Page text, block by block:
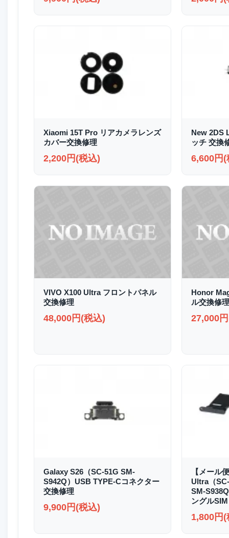
Xiaomi 15T Pro リアカメラレンズ
カバー交換修理
2,200円(税込)
New 2DS
ッチ 交換
6,600円(
VIVO X100 Ultra フロントパネル
交換修理
48,000円(税込)
Honor
ル交換修
27,000
Galaxy S26（SC-51G SM-
S942Q）USB TYPE-Cコネクター
交換修理
9,900円(税込)
【メール
Ultra（
SM-
ングル
1,800円(